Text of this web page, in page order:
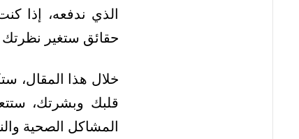
الذي ندفعه، إذا
حقائق ستغير نظرتك
خلال هذا المقال،
قلبك وبشرتك،
المشاكل الصحية